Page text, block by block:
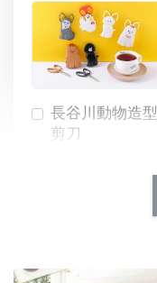
長谷川動物造型
剪刀